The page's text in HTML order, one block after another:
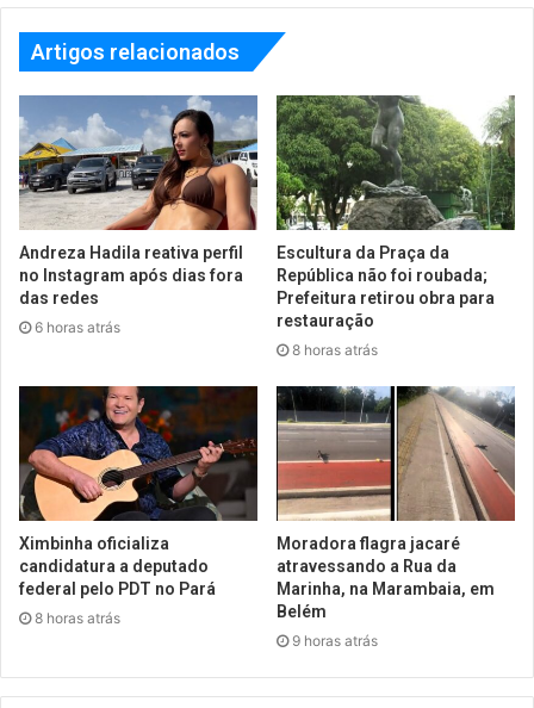
Artigos relacionados
Andreza Hadila reativa perfil
no Instagram após dias fora
das redes
6 horas atrás
Escultura da Praça da
República não foi roubada;
Prefeitura retirou obra para
restauração
8 horas atrás
Ximbinha oficializa
candidatura a deputado
federal pelo PDT no Pará
8 horas atrás
Moradora flagra jacaré
atravessando a Rua da
Marinha, na Marambaia, em
Belém
9 horas atrás